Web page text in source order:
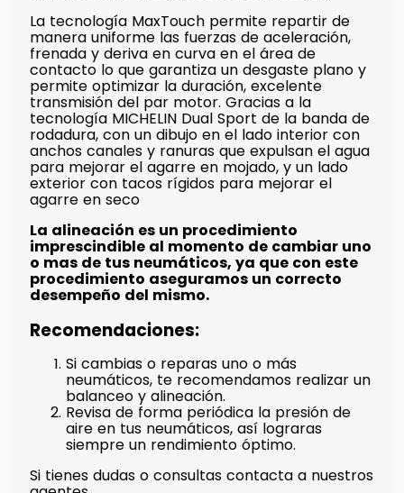
La tecnología MaxTouch permite repartir de
manera uniforme las fuerzas de aceleración,
frenada y deriva en curva en el área de
contacto lo que garantiza un desgaste plano y
permite optimizar la duración, excelente
transmisión del par motor. Gracias a la
tecnología MICHELIN Dual Sport de la banda de
rodadura, con un dibujo en el lado interior con
anchos canales y ranuras que expulsan el agua
para mejorar el agarre en mojado, y un lado
exterior con tacos rígidos para mejorar el
agarre en seco
La alineación es un procedimiento
imprescindible al momento de cambiar uno
o mas de tus neumáticos, ya que con este
procedimiento aseguramos un correcto
desempeño del mismo.
Recomendaciones:
Si cambias o reparas uno o más
neumáticos, te recomendamos realizar un
balanceo y alineación.
Revisa de forma periódica la presión de
aire en tus neumáticos, así lograras
siempre un rendimiento óptimo.
Si tienes dudas o consultas contacta a nuestros